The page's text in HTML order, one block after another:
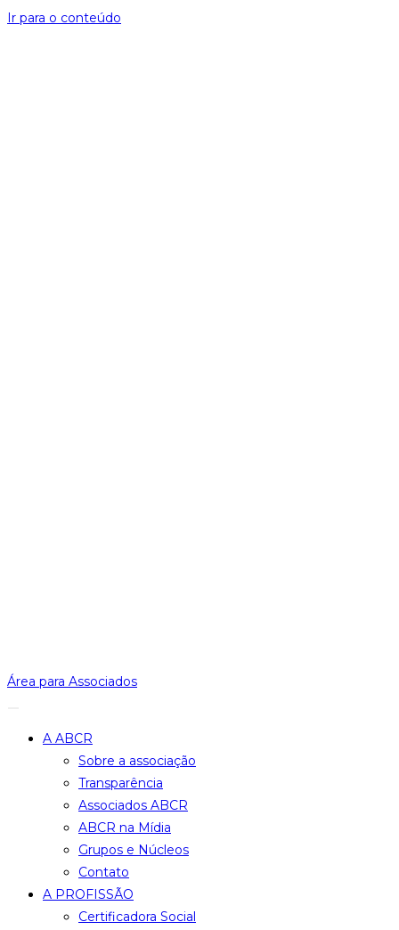
Ir para o conteúdo
Área para Associados
A ABCR
Sobre a associação
Transparência
Associados ABCR
ABCR na Mídia
Grupos e Núcleos
Contato
A PROFISSÃO
Certificadora Social